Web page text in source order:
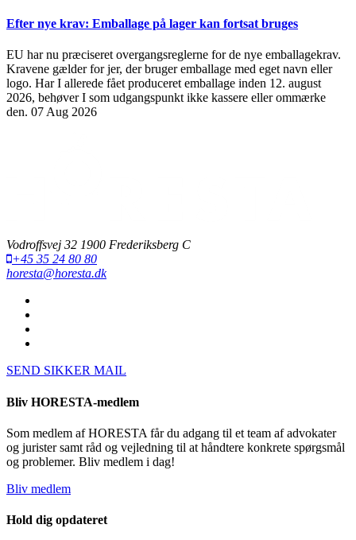
Efter nye krav: Emballage på lager kan fortsat bruges
EU har nu præciseret overgangsreglerne for de nye emballagekrav.
Kravene gælder for jer, der bruger emballage med eget navn eller
logo. Har I allerede fået produceret emballage inden 12. august
2026, behøver I som udgangspunkt ikke kassere eller ommærke
den. 07 Aug 2026
Vodroffsvej 32 1900 Frederiksberg C
+45 35 24 80 80
horesta@horesta.dk
SEND SIKKER MAIL
Bliv HORESTA-medlem
Som medlem af HORESTA får du adgang til et team af advokater
og jurister samt råd og vejledning til at håndtere konkrete spørgsmål
og problemer. Bliv medlem i dag!
Bliv medlem
Hold dig opdateret